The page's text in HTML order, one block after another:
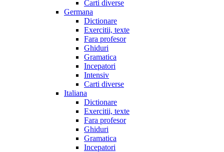
Carti diverse
Germana
Dictionare
Exercitii, texte
Fara profesor
Ghiduri
Gramatica
Incepatori
Intensiv
Carti diverse
Italiana
Dictionare
Exercitii, texte
Fara profesor
Ghiduri
Gramatica
Incepatori